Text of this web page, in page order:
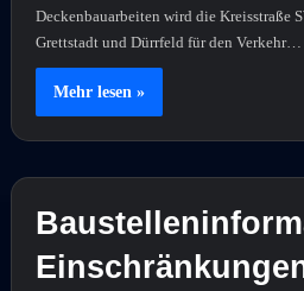
Deckenbauarbeiten wird die Kreisstraße
Grettstadt und Dürrfeld für den Verkehr…
Mehr lesen »